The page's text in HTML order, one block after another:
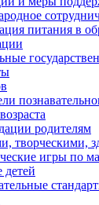
питания в
родителям
творческими,
игры по
детей